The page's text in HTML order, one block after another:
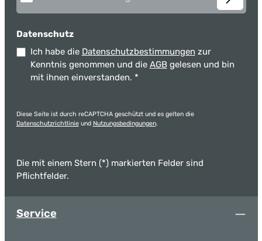
Datenschutz
Ich habe die Datenschutzbestimmungen zur
Kenntnis genommen und die AGB gelesen und bin
mit ihnen einverstanden. *
Diese Seite ist durch reCAPTCHA geschützt und es gelten die
Datenschutzrichtlinieund Nutzungsbedingungen.
Die mit einem Stern (*) markierten Felder sind
Pflichtfelder.
Service